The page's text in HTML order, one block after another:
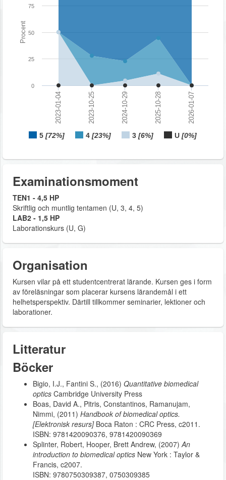
Procent
5 [72%] 4 [23%] 3 [6%] U [0%]
2023-01-04 2023-10-25 2024-10-29 2025-10-28 2026-01-07
0
25
50
75
Examinationsmoment
TEN1 - 4,5 HP
Skriftlig och muntlig tentamen (U, 3, 4, 5)
LAB2 - 1,5 HP
Laborationskurs (U, G)
Organisation
Kursen vilar på ett studentcentrerat lärande. Kursen ges i form
av föreläsningar som placerar kursens lärandemål i ett
helhetsperspektiv. Därtill tillkommer seminarier, lektioner och
laborationer.
Litteratur
Böcker
Bigio, I.J., Fantini S., (2016) Quantitative biomedical
optics Cambridge University Press
Boas, David A., Pitris, Constantinos, Ramanujam,
Nimmi, (2011) Handbook of biomedical optics.
[Elektronisk resurs]Boca Raton : CRC Press, c2011.
ISBN: 9781420090376, 9781420090369
Splinter, Robert, Hooper, Brett Andrew, (2007)An
introduction to biomedical optics New York : Taylor &
Francis, c2007.
ISBN: 9780750309387, 0750309385